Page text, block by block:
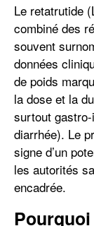
Le retatrutide
combiné des
souvent
données
de poids
la dose et la
surtout
diarrhée). Le
signe d’un
les autorités
encadrée.